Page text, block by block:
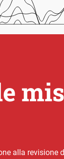
alla